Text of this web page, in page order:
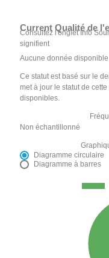
Current Qualité de
Consultez l'onglet Info
signifient
Aucune donnée disponible
Ce statut est basé sur le
met à jour le statut de
disponibles.
Non échantillonné
Diagramme circulaire
Diagramme à barres